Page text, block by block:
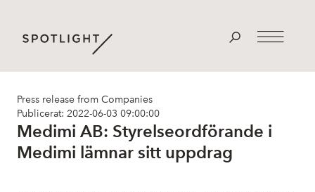
Press release from Companies
Publicerat: 2022-06-03 09:00:00
Medimi AB: Styrelseordförande i
Medimi lämnar sitt uppdrag